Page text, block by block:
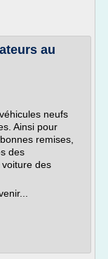
au
neufs
Ainsi pour
remises,
des
des